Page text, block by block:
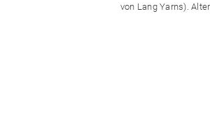
von Lang Yarns).